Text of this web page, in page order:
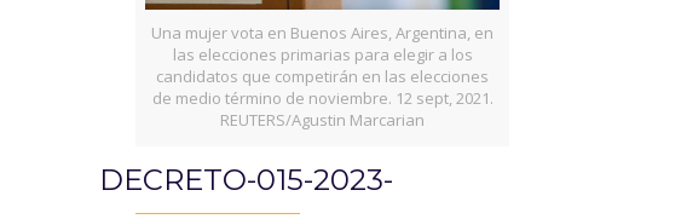
Una mujer vota en Buenos Aires, Argentina, en
las elecciones primarias para elegir a los
candidatos que competirán en las elecciones
de medio término de noviembre. 12 sept, 2021.
REUTERS/Agustin Marcarian
DECRETO-015-2023-